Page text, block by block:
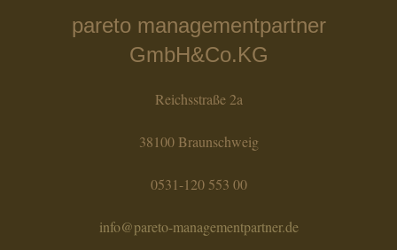
pareto managementpartner
GmbH&Co.KG
Reichsstraße 2a
38100 Braunschweig
0531-120 553 00
info@pareto-managementpartner.de